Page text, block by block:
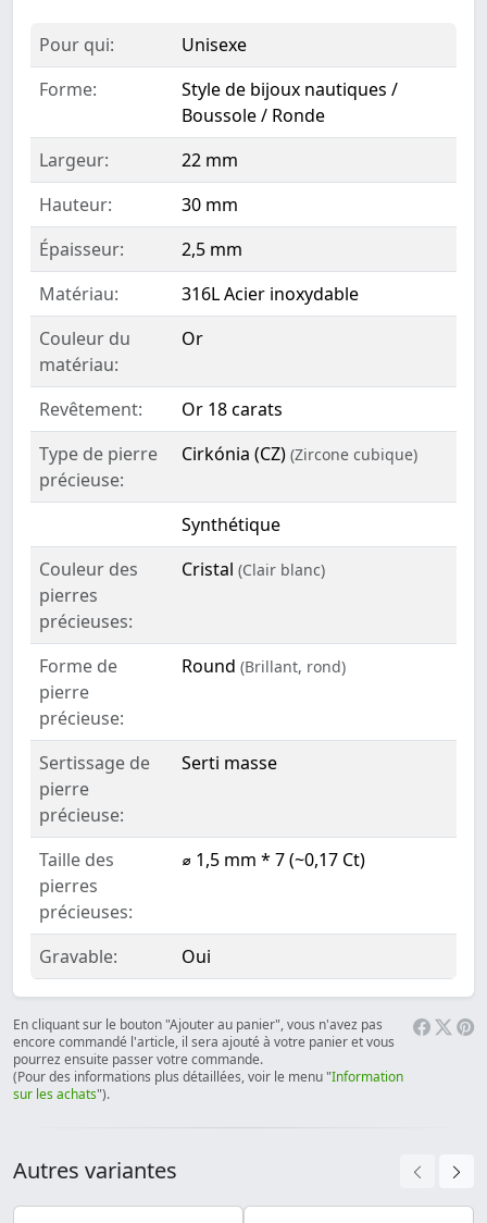
Pour qui:
Unisexe
Forme:
Style de bijoux nautiques /
Boussole / Ronde
Largeur:
22 mm
Hauteur:
30 mm
Épaisseur:
2,5 mm
Matériau:
316L Acier inoxydable
Couleur du
matériau:
Or
Revêtement:
Or 18 carats
Type de pierre
précieuse:
Cirkónia (CZ) (Zircone cubique)
Synthétique
Couleur des
pierres
précieuses:
Cristal (Clair blanc)
Forme de
pierre
précieuse:
Round (Brillant, rond)
Sertissage de
pierre
précieuse:
Serti masse
Taille des
pierres
précieuses:
⌀ 1,5 mm * 7 (~0,17 Ct)
Gravable: Oui
En cliquant sur le bouton "Ajouter au panier", vous n'avez pas
encore commandé l'article, il sera ajouté à votre panier et vous
pourrez ensuite passer votre commande.
(Pour des informations plus détaillées, voir le menu "Information
sur les achats").
Autres variantes